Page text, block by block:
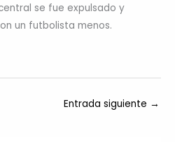
se fue expulsado y
un futbolista menos.
Entrada siguiente →